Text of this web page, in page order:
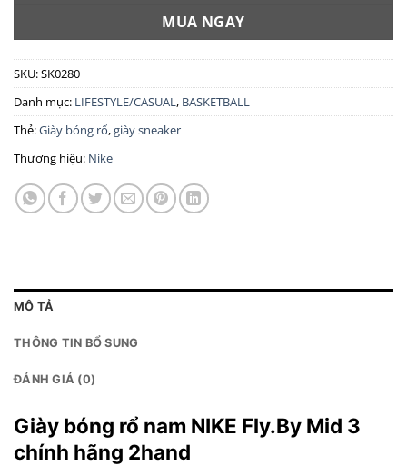
MUA NGAY
SKU:SK0280
Danh mục: LIFESTYLE/CASUAL, BASKETBALL
Thẻ:Giày bóng rổ,giày sneaker
Thương hiệu: Nike
MÔ TẢ
THÔNG TIN BỔ SUNG
ĐÁNH GIÁ (0)
Giày bóng rổ nam NIKE Fly.By Mid 3
chính hãng 2hand